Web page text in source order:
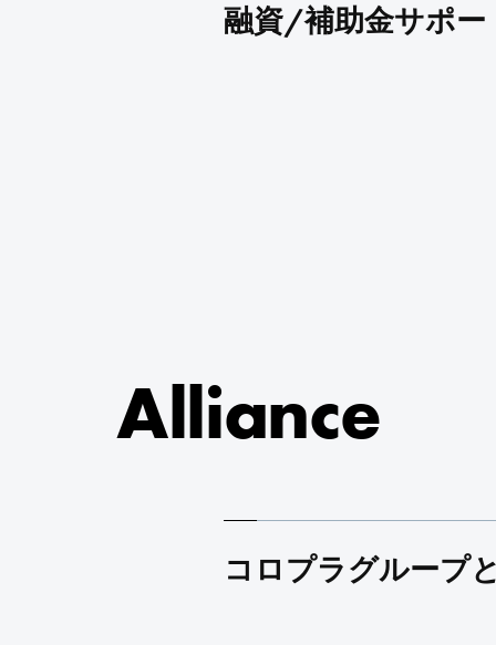
融資/補助金サポー
Alliance
コロプラグループ